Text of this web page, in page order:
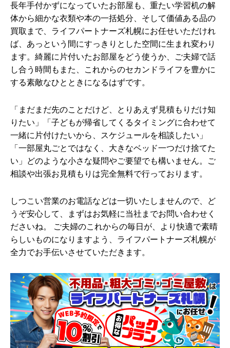
長年手付かずになっていたお部屋も、重たい学習机の解
体から細かな衣類や本の一括処分、そして価値ある品の
買取まで、ライフパートナーズ札幌にお任せいただけれ
ば、あっという間にすっきりとした空間に生まれ変わり
ます。綺麗に片付いたお部屋をどう使うか、ご夫婦で話
し合う時間もまた、これからのセカンドライフを豊かに
する素敵なひとときになるはずです。
「まだまだ先のことだけど、とりあえず見積もりだけ知
りたい」「子どもが帰省してくるタイミングに合わせて
一緒に片付けたいから、スケジュールを相談したい」
「一部屋丸ごとではなく、大きなベッド一つだけ捨てた
い」どのような小さな疑問やご要望でも構いません。ご
相談や出張お見積もりは完全無料で行っております。
しつこい営業のお電話などは一切いたしませんので、ど
うぞ安心して、まずはお気軽に当社までお問い合わせく
ださいね。 ご夫婦のこれからの毎日が、より快適で素晴
らしいものになりますよう、ライフパートナーズ札幌が
全力でお手伝いさせていただきます。